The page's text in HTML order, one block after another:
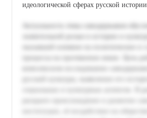
идеологической сферах русской истории.